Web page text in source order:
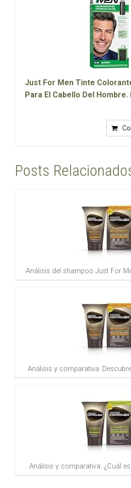
Just For Men Tinte
Para El Cabello Del
Posts
Análisis del shampoo Just For
Análisis y comparativa:
Análisis y comparativa: ¿Cuál